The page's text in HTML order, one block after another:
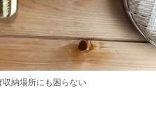
納場所にも困らない